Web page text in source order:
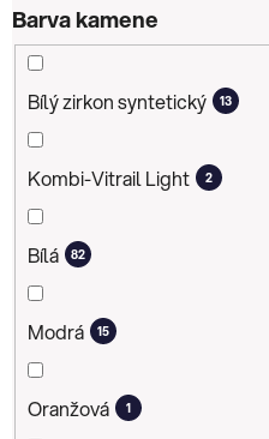
Barva kamene
Bílý zirkon syntetický 13
Kombi-Vitrail Light 2
Bílá 82
Modrá 15
Oranžová 1